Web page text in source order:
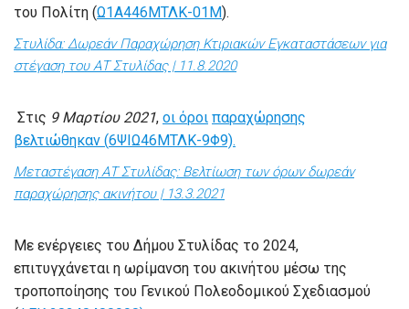
του Πολίτη (Ω1Α446ΜΤΛΚ-01Μ).
Στυλίδα: Δωρεάν Παραχώρηση Κτιριακών Εγκαταστάσεων για
στέγαση του ΑΤ Στυλίδας | 11.8.2020
Στις 9 Μαρτίου 2021, οι όροι παραχώρησης
βελτιώθηκαν (6ΨΙΩ46ΜΤΛΚ-9Φ9).
Μεταστέγαση ΑΤ Στυλίδας: Βελτίωση των όρων δωρεάν
παραχώρησης ακινήτου | 13.3.2021
Με ενέργειες του Δήμου Στυλίδας το 2024,
επιτυγχάνεται η ωρίμανση του ακινήτου μέσω της
τροποποίησης του Γενικού Πολεοδομικού Σχεδιασμού